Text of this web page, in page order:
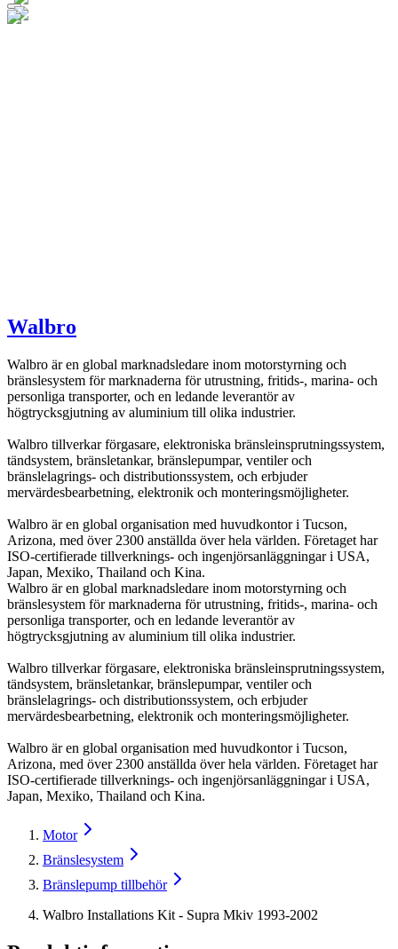
Walbro
Walbro är en global marknadsledare inom motorstyrning och
bränslesystem för marknaderna för utrustning, fritids-, marina- och
personliga transporter, och en ledande leverantör av
högtrycksgjutning av aluminium till olika industrier.
Walbro tillverkar förgasare, elektroniska bränsleinsprutningssystem,
tändsystem, bränsletankar, bränslepumpar, ventiler och
bränslelagrings- och distributionssystem, och erbjuder
mervärdesbearbetning, elektronik och monteringsmöjligheter.
Walbro är en global organisation med huvudkontor i Tucson,
Arizona, med över 2300 anställda över hela världen. Företaget har
ISO-certifierade tillverknings- och ingenjörsanläggningar i USA,
Japan, Mexiko, Thailand och Kina.
Walbro är en global marknadsledare inom motorstyrning och
bränslesystem för marknaderna för utrustning, fritids-, marina- och
personliga transporter, och en ledande leverantör av
högtrycksgjutning av aluminium till olika industrier.
Walbro tillverkar förgasare, elektroniska bränsleinsprutningssystem,
tändsystem, bränsletankar, bränslepumpar, ventiler och
bränslelagrings- och distributionssystem, och erbjuder
mervärdesbearbetning, elektronik och monteringsmöjligheter.
Walbro är en global organisation med huvudkontor i Tucson,
Arizona, med över 2300 anställda över hela världen. Företaget har
ISO-certifierade tillverknings- och ingenjörsanläggningar i USA,
Japan, Mexiko, Thailand och Kina.
Motor
Bränslesystem
Bränslepump tillbehör
Walbro Installations Kit - Supra Mkiv 1993-2002